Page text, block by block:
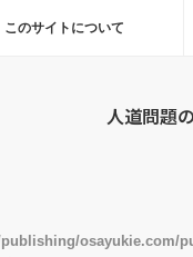
このサイトについて
人道問題
osayukie.com/